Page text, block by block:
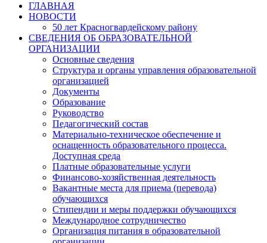
ГЛАВНАЯ
НОВОСТИ
50 лет Красногвардейскому району
СВЕДЕНИЯ ОБ ОБРАЗОВАТЕЛЬНОЙ
ОРГАНИЗАЦИИ
Основные сведения
Структура и органы управления образовательной
организацией
Документы
Образование
Руководство
Педагогический состав
Материально-техническое обеспечение и
оснащенность образовательного процесса.
Доступная среда
Платные образовательные услуги
Финансово-хозяйственная деятельность
Вакантные места для приема (перевода)
обучающихся
Стипендии и меры поддержки обучающихся
Международное сотрудничество
Организация питания в образовательной